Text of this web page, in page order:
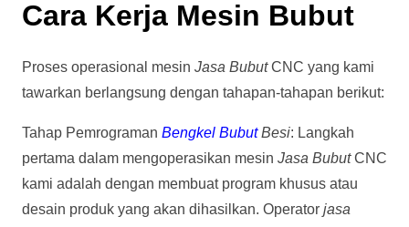
Cara Kerja Mesin Bubut
Proses operasional mesin Jasa BubutCNC yang kami
tawarkan berlangsung dengan tahapan-tahapan berikut:
Tahap Pemrograman Bengkel BubutBesi: Langkah
pertama dalam mengoperasikan mesin Jasa BubutCNC
kami adalah dengan membuat program khusus atau
desain produk yang akan dihasilkan. Operator jasa